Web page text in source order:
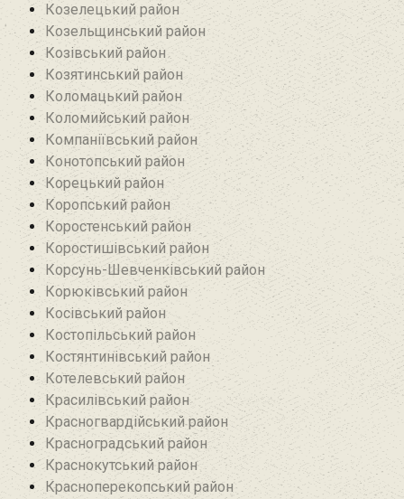
Козелецький район
Козельщинський район
Козівський район
Козятинський район
Коломацький район
Коломийський район
Компаніївський район
Конотопський район
Корецький район
Коропський район
Коростенський район
Коростишівський район‎
Корсунь-Шевченківський район
Корюківський район
Косівський район
Костопільський район
Костянтинівський район‎
Котелевський район
Красилівський район
Красногвардійський район
Красноградський район
Краснокутський район
Красноперекопський район